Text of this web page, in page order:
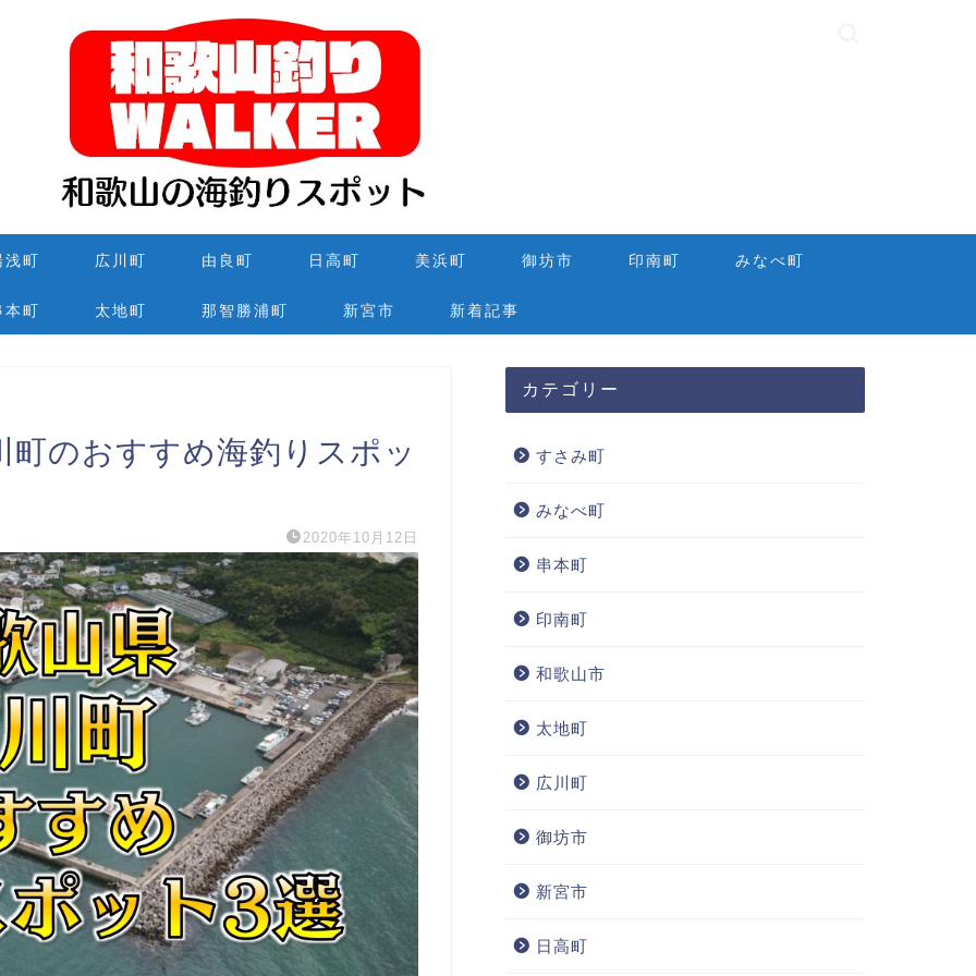
浅町 広川町 由良町 日高町 美浜町 御坊市 印南町 みなべ町
本町 太地町 那智勝浦町 新宮市 新着記事
町のおすすめ海釣りスポッ
2020年10月12日
カテゴリー
すさみ町
みなべ町
串本町
印南町
和歌山市
太地町
広川町
御坊市
新宮市
日高町